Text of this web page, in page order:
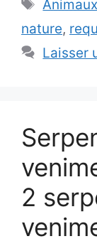
nature,
Laisser
2